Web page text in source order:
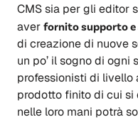
CMS sia per gli editor
aver fornito supporto
di creazione di nuove
un po’ il sogno di
professionisti di livello
prodotto finito di cui
nelle loro mani potrà